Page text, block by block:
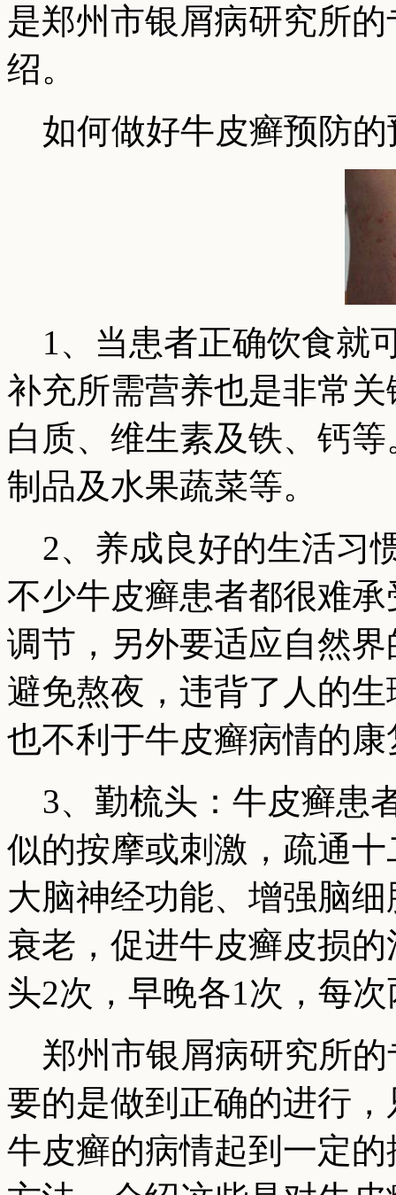
是郑州市银屑病研究所
绍。
如何做好牛皮癣预防的
1、当患者正确饮食就
补充所需营养也是非常
白质、维生素及铁、钙
制品及水果蔬菜等。
2、养成良好的生活习
不少牛皮癣患者都很难
调节，另外要适应自然
避免熬夜，违背了人的
也不利于牛皮癣病情的
3、勤梳头：牛皮癣患
似的按摩或刺激，疏通
大脑神经功能、增强脑
衰老，促进牛皮癣皮损
头2次，早晚各1次，每
郑州市银屑病研究所的
要的是做到正确的进行
牛皮癣的病情起到一定